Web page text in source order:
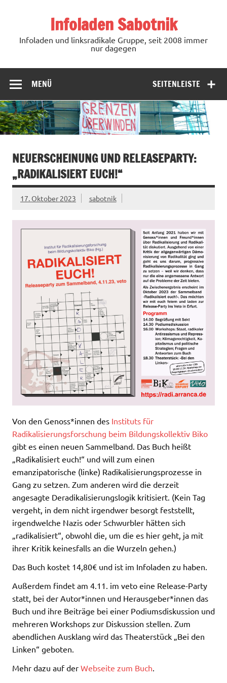
Infoladen Sabotnik
Infoladen und linksradikale Gruppe, seit 2008 immer
nur dagegen
SEITENLEISTE
MENÜ
NEUERSCHEINUNG UND RELEASEPARTY:
„RADIKALISIERT EUCH!“
17. Oktober 2023 sabotnik
Von den Genoss*innen des Instituts für
Radikalisierungsforschung beim Bildungskollektiv Biko
gibt es einen neuen Sammelband. Das Buch heißt
„Radikalisiert euch!“ und will zum einen
emanzipatorische (linke) Radikalisierungsprozesse in
Gang zu setzen. Zum anderen wird die derzeit
angesagte Deradikalisierungslogik kritisiert. (Kein Tag
vergeht, in dem nicht irgendwer besorgt feststellt,
irgendwelche Nazis oder Schwurbler hätten sich
„radikalisiert“, obwohl die, um die es hier geht, ja mit
ihrer Kritik keinesfalls an die Wurzeln gehen.)
Das Buch kostet 14,80€ und ist im Infoladen zu haben.
Außerdem findet am 4.11. im veto eine Release-Party
statt, bei der Autor*innen und Herausgeber*innen das
Buch und ihre Beiträge bei einer Podiumsdiskussion und
mehreren Workshops zur Diskussion stellen. Zum
abendlichen Ausklang wird das Theaterstück „Bei den
Linken“ geboten.
Mehr dazu auf der Webseite zum Buch